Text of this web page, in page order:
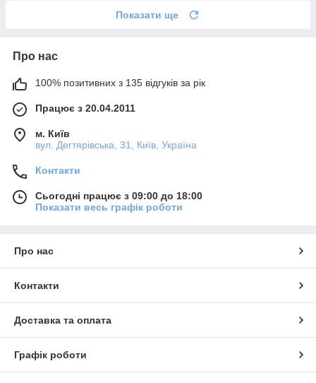
Показати ще
Про нас
100% позитивних з 135 відгуків за рік
Працює з 20.04.2011
м. Київ
вул. Дегтярівська, 31, Київ, Україна
Контакти
Сьогодні працює з 09:00 до 18:00
Показати весь графік роботи
Про нас
Контакти
Доставка та оплата
Графік роботи